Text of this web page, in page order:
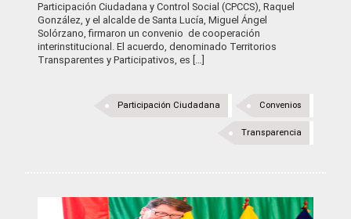
Participación Ciudadana y Control Social (CPCCS), Raquel
González, y el alcalde de Santa Lucía, Miguel Ángel
Solórzano, firmaron un convenio de cooperación
interinstitucional. El acuerdo, denominado Territorios
Transparentes y Participativos, es […]
Convenios
Participación Ciudadana
Transparencia